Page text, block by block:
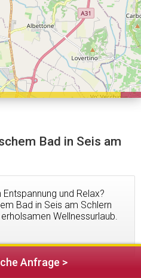
Bad in Seis am
und Relax?
Bad in Seis am Schlern
Wellnessurlaub.
Anfrage >